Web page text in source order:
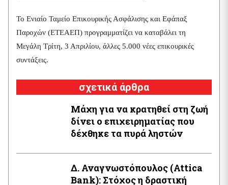
Το Ενιαίο Ταμείο Επικουρικής Ασφάλισης και Εφάπαξ
Παροχών (ΕΤΕΑΕΠ) προγραμματίζει να καταβάλει τη
Μεγάλη Τρίτη, 3 Απριλίου, άλλες 5.000 νέες επικουρικές
συντάξεις.
σχετικά άρθρα
Μάχη για να κρατηθεί στη ζωή
δίνει ο επιχειρηματίας που
δέχθηκε τα πυρά ληστών
Δ. Αναγνωστόπουλος (Attica
Βank): Στόχος η δραστική